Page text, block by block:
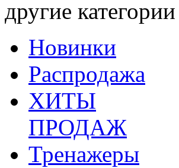
другие категории
Новинки
Распродажа
ХИТЫ
ПРОДАЖ
Тренажеры